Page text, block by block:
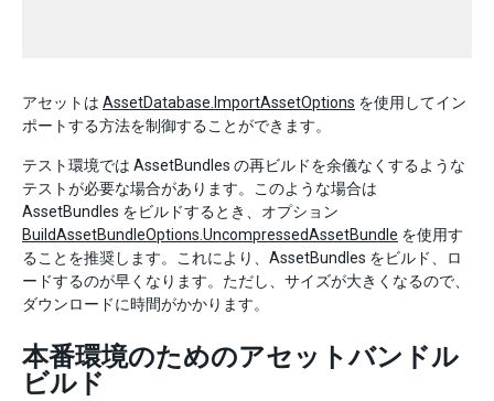
アセットは AssetDatabase.ImportAssetOptions を使用してイン
ポートする方法を制御することができます。
テスト環境では AssetBundles の再ビルドを余儀なくするような
テストが必要な場合があります。このような場合は
AssetBundles をビルドするとき、オプション
BuildAssetBundleOptions.UncompressedAssetBundle を使用す
ることを推奨します。これにより、AssetBundles をビルド、ロ
ードするのが早くなります。ただし、サイズが大きくなるので、
ダウンロードに時間がかかります。
本番環境のためのアセットバンドル
ビルド